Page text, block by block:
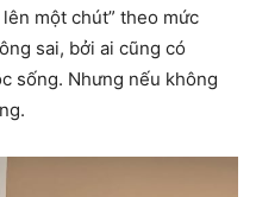
một chút” theo mức
sai, bởi ai cũng có
sống. Nhưng nếu không